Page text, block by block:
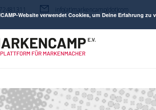
info(at)markencamp(dot)com
Website verwendet Cookies, um Deine Erfahrung